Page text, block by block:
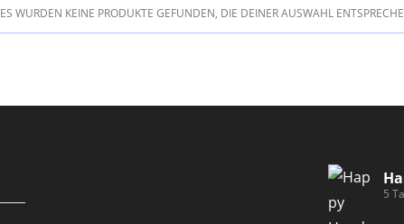
ES WURDEN KEINE PRODUKTE GEFUNDEN, DIE DEINER AUSWAHL
5